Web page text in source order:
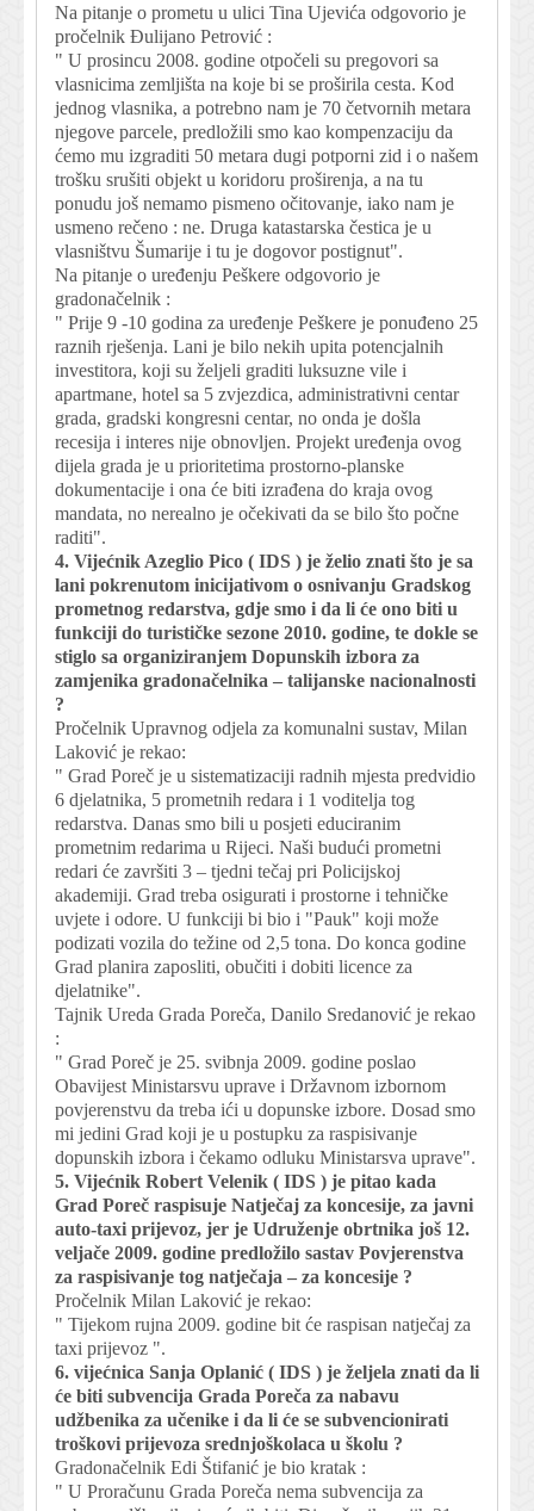
Na pitanje o prometu u ulici Tina Ujevića odgovorio je
pročelnik Đulijano Petrović :
" U prosincu 2008. godine otpočeli su pregovori sa
vlasnicima zemljišta na koje bi se proširila cesta. Kod
jednog vlasnika, a potrebno nam je 70 četvornih metara
njegove parcele, predložili smo kao kompenzaciju da
ćemo mu izgraditi 50 metara dugi potporni zid i o našem
trošku srušiti objekt u koridoru proširenja, a na tu
ponudu još nemamo pismeno očitovanje, iako nam je
usmeno rečeno : ne. Druga katastarska čestica je u
vlasništvu Šumarije i tu je dogovor postignut".
Na pitanje o uređenju Peškere odgovorio je
gradonačelnik :
" Prije 9 -10 godina za uređenje Peškere je ponuđeno 25
raznih rješenja. Lani je bilo nekih upita potencjalnih
investitora, koji su željeli graditi luksuzne vile i
apartmane, hotel sa 5 zvjezdica, administrativni centar
grada, gradski kongresni centar, no onda je došla
recesija i interes nije obnovljen. Projekt uređenja ovog
dijela grada je u prioritetima prostorno-planske
dokumentacije i ona će biti izrađena do kraja ovog
mandata, no nerealno je očekivati da se bilo što počne
raditi".
4. Vijećnik Azeglio Pico ( IDS ) je želio znati što je sa
lani pokrenutom inicijativom o osnivanju Gradskog
prometnog redarstva, gdje smo i da li će ono biti u
funkciji do turističke sezone 2010. godine, te dokle se
stiglo sa organiziranjem Dopunskih izbora za
zamjenika gradonačelnika – talijanske nacionalnosti
?
Pročelnik Upravnog odjela za komunalni sustav, Milan
Laković je rekao:
" Grad Poreč je u sistematizaciji radnih mjesta predvidio
6 djelatnika, 5 prometnih redara i 1 voditelja tog
redarstva. Danas smo bili u posjeti educiranim
prometnim redarima u Rijeci. Naši budući prometni
redari će završiti 3 – tjedni tečaj pri Policijskoj
akademiji. Grad treba osigurati i prostorne i tehničke
uvjete i odore. U funkciji bi bio i "Pauk" koji može
podizati vozila do težine od 2,5 tona. Do konca godine
Grad planira zaposliti, obučiti i dobiti licence za
djelatnike".
Tajnik Ureda Grada Poreča, Danilo Sredanović je rekao
:
" Grad Poreč je 25. svibnja 2009. godine poslao
Obavijest Ministarsvu uprave i Državnom izbornom
povjerenstvu da treba ići u dopunske izbore. Dosad smo
mi jedini Grad koji je u postupku za raspisivanje
dopunskih izbora i čekamo odluku Ministarsva uprave".
5. Vijećnik Robert Velenik ( IDS ) je pitao kada
Grad Poreč raspisuje Natječaj za koncesije, za javni
auto-taxi prijevoz, jer je Udruženje obrtnika još 12.
veljače 2009. godine predložilo sastav Povjerenstva
za raspisivanje tog natječaja – za koncesije ?
Pročelnik Milan Laković je rekao:
" Tijekom rujna 2009. godine bit će raspisan natječaj za
taxi prijevoz ".
6. vijećnica Sanja Oplanić ( IDS ) je željela znati da li
će biti subvencija Grada Poreča za nabavu
udžbenika za učenike i da li će se subvencionirati
troškovi prijevoza srednjoškolaca u školu ?
Gradonačelnik Edi Štifanić je bio kratak :
" U Proračunu Grada Poreča nema subvencija za